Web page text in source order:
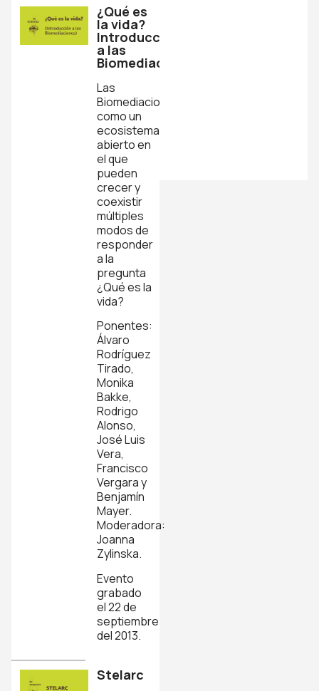
¿Qué es
la vida?
Introducción
a las
Biomediaciones
Las
Biomediaciones
como un
ecosistema
abierto en
el que
pueden
crecer y
coexistir
múltiples
modos de
responder
a la
pregunta
¿Qué es la
vida?
Ponentes:
Álvaro
Rodríguez
Tirado,
Monika
Bakke,
Rodrigo
Alonso,
José Luis
Vera,
Francisco
Vergara y
Benjamín
Mayer.
Moderadora:
Joanna
Zylinska.
Evento
grabado
el 22 de
septiembre
del 2013.
Stelarc